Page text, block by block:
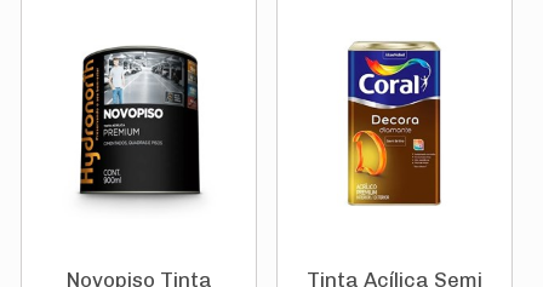
Novopiso Tinta Tinta Acílica Semi